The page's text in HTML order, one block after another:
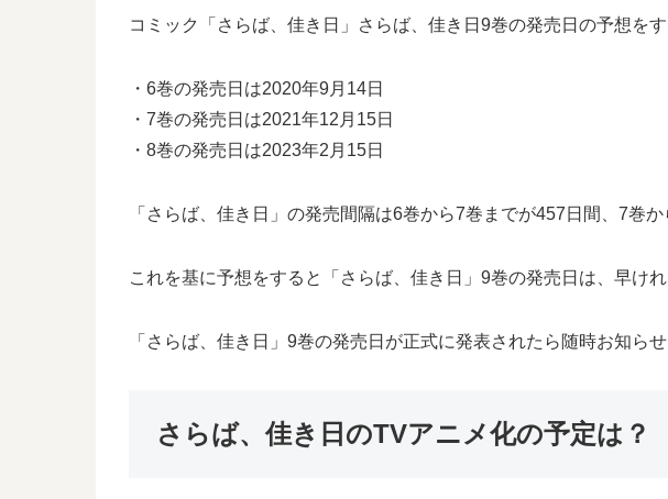
コミック「さらば、佳き日」さらば、佳き日9巻の発売日の予想を
・6巻の発売日は2020年9月14日
・7巻の発売日は2021年12月15日
・8巻の発売日は2023年2月15日
「さらば、佳き日」の発売間隔は6巻から7巻までが457日間、7巻
これを基に予想をすると「さらば、佳き日」9巻の発売日は、早け
「さらば、佳き日」9巻の発売日が正式に発表されたら随時お知らせ
さらば、佳き日のTVアニメ化の予定は？